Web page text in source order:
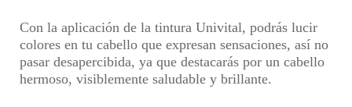
Con la aplicación de la tintura Univital, podrás lucir
colores en tu cabello que expresan sensaciones, así no
pasar desapercibida, ya que destacarás por un cabello
hermoso, visiblemente saludable y brillante.